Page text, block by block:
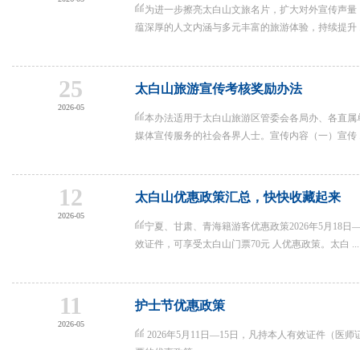
为进一步擦亮太白山文旅名片，扩大对外宣传声
蕴深厚的人文内涵与多元丰富的旅游体验，持续提升
25
2026-05
太白山旅游宣传考核奖励办法
本办法适用于太白山旅游区管委会各局办、各直
媒体宣传服务的社会各界人士。宣传内容（一）宣传
12
2026-05
太白山优惠政策汇总，快快收藏起来
宁夏、甘肃、青海籍游客优惠政策2026年5月18
效证件，可享受太白山门票70元 人优惠政策。太白 ...
11
2026-05
护士节优惠政策
2026年5月11日—15日，凡持本人有效证件（医